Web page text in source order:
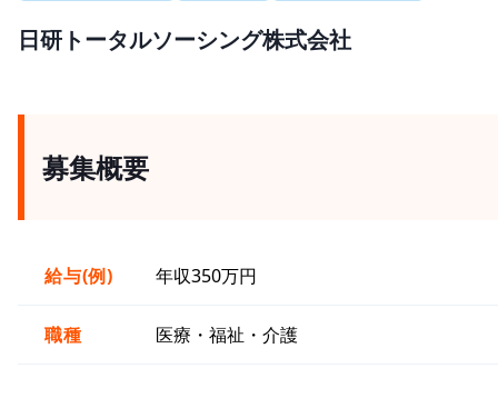
日研トータルソーシング株式会社
募集概要
給与(例) 年収350万円
職種 医療・福祉・介護